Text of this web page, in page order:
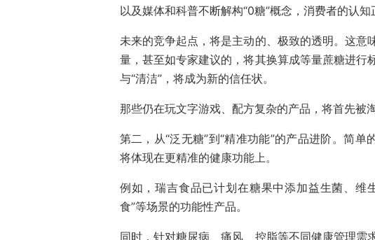
以及媒体和科普不断解构“0糖”概念，消费者的认知
未来的竞争起点，将是主动的、极致的透明。这意
量，甚至如专家建议的，将其换算成等量蔗糖进行
与“清洁”，将成为新的信任状。
那些仍在玩文字游戏、配方复杂的产品，将首先被淘
第二，从“泛无糖”到“精准功能”的产品进阶。简单
将体现在更精准的健康功能上。
例如，瑞吉食品已计划在糖果中添加益生菌、维
食”等场景的功能性产品。
同时，针对糖尿病、痛风、控脂等不同健康管理